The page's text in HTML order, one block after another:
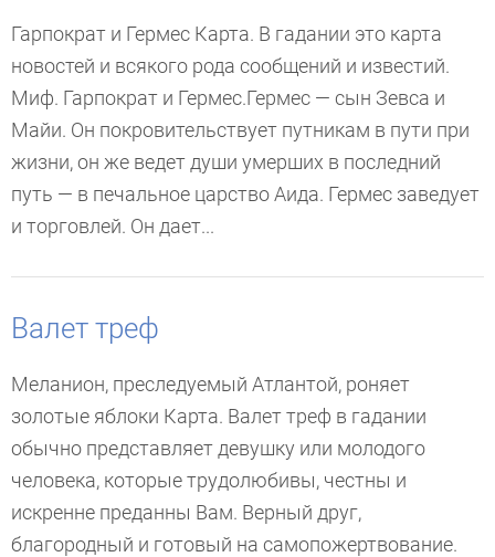
Гарпократ и Гермес Карта. В гадании это карта
новостей и всякого рода сообщений и известий.
Миф. Гарпократ и Гермес.Гермес — сын Зевса и
Майи. Он покровительствует путникам в пути при
жизни, он же ведет души умерших в последний
путь — в печальное царство Аида. Гермес заведует
и торговлей. Он дает...
Валет треф
Меланион, преследуемый Атлантой, роняет
золотые яблоки Карта. Валет треф в гадании
обычно представляет девушку или молодого
человека, которые трудолюбивы, честны и
искренне преданны Вам. Верный друг,
благородный и готовый на самопожертвование.